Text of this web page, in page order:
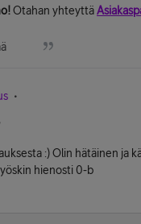
Otahan yhteyttä
:) Olin hätäinen ja
hienosti 0-b